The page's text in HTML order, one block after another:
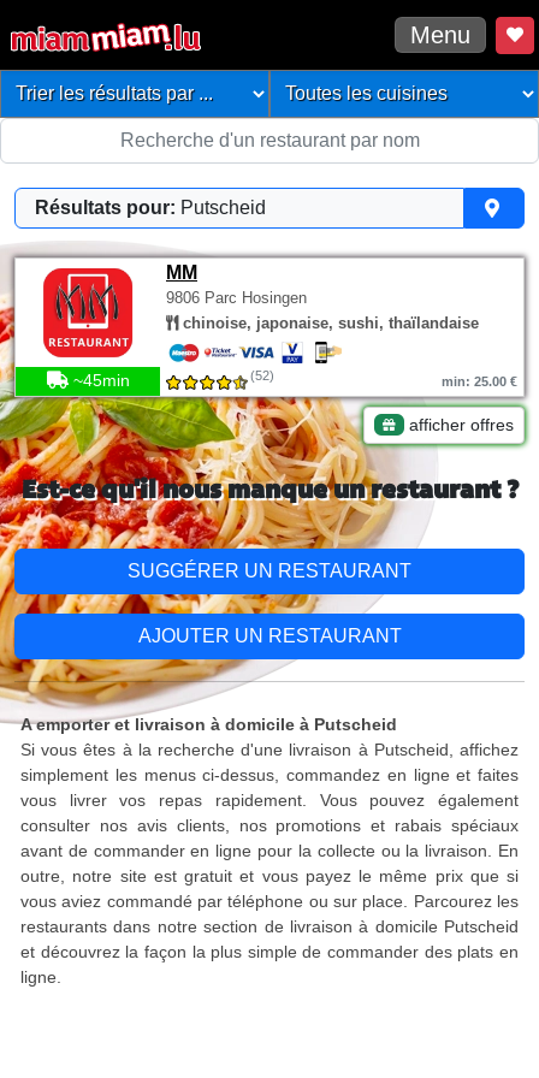
Menu
Résultats pour: Putscheid
MM
9806 Parc Hosingen
chinoise, japonaise, sushi, thaïlandaise
~45min (52) min: 25.00 €
afficher offres
Est-ce qu'il nous manque un restaurant ?
SUGGÉRER UN RESTAURANT
AJOUTER UN RESTAURANT
A emporter et livraison à domicile à Putscheid
Si vous êtes à la recherche d'une livraison à Putscheid, affichez
simplement les menus ci-dessus, commandez en ligne et faites
vous livrer vos repas rapidement. Vous pouvez également
consulter nos avis clients, nos promotions et rabais spéciaux
avant de commander en ligne pour la collecte ou la livraison. En
outre, notre site est gratuit et vous payez le même prix que si
vous aviez commandé par téléphone ou sur place. Parcourez les
restaurants dans notre section de livraison à domicile Putscheid
et découvrez la façon la plus simple de commander des plats en
ligne.